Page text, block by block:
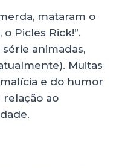
mataram o
o Picles Rick!”.
série animadas,
Muitas
e do humor
ao